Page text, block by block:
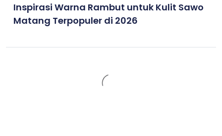
Inspirasi Warna Rambut untuk Kulit Sawo
Matang Terpopuler di 2026